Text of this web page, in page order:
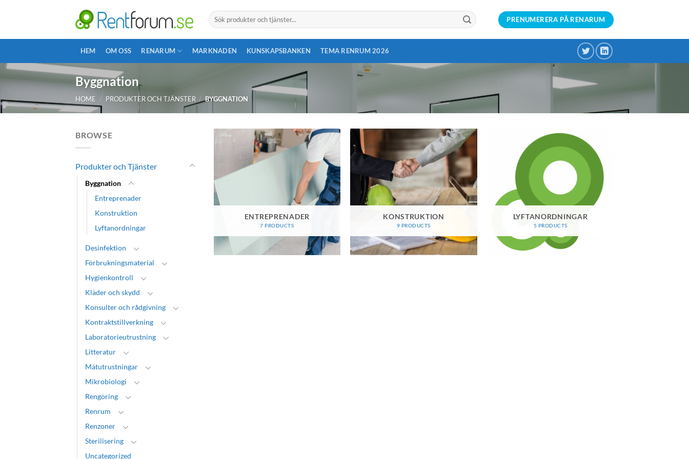
Search
for:
PRENUMERERA PÅ RENARUM
HEM OM OSS RENARUM MARKNADEN KUNSKAPSBANKEN TEMA RENRUM 2026
Byggnation
HOME / PRODUKTER OCH TJÄNSTER / BYGGNATION
BROWSE
Produkter och Tjänster
Byggnation
Entreprenader
Konstruktion
Lyftanordningar
Desinfektion
Förbrukningsmaterial
Hygienkontroll
Kläder och skydd
Konsulter och rådgivning
Kontraktstillverkning
Laboratorieutrustning
Litteratur
Mätutrustningar
Mikrobiologi
Rengöring
Renrum
Renzoner
Sterilisering
Uncategorized
ENTREPRENADER
7 PRODUCTS
KONSTRUKTION
9 PRODUCTS
LYFTANORDNINGAR
5 PRODUCTS